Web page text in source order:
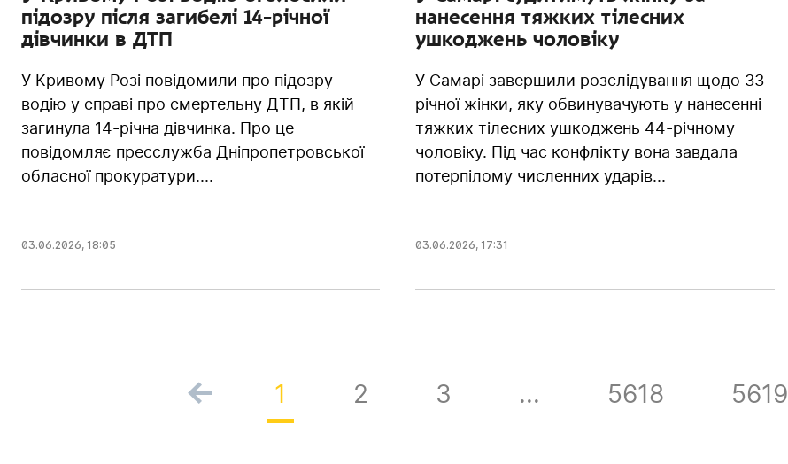
підозру після загибелі 14-річної
дівчинки в ДТП
У Кривому Розі повідомили про підозру
водію у справі про смертельну ДТП, в якій
загинула 14-річна дівчинка. Про це
повідомляє пресслужба Дніпропетровської
обласної прокуратури....
03.06.2026, 18:05
нанесення тяжких тілесних
ушкоджень чоловіку
У Самарі завершили розслідування щодо 33-
річної жінки, яку обвинувачують у нанесенні
тяжких тілесних ушкоджень 44-річному
чоловіку. Під час конфлікту вона завдала
потерпілому численних ударів...
03.06.2026, 17:31
1 2 3 ... 5618 5619